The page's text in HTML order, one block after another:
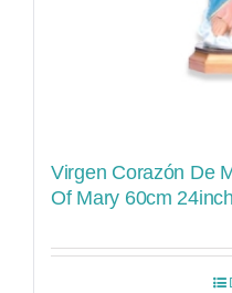
Virgen Corazón De
Of Mary 60cm 24inch